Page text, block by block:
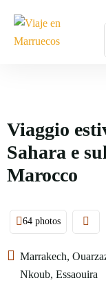
Viaggio
Sahara e
Marocco
64 photos
Marrakech,
Nkoub, Essaouira